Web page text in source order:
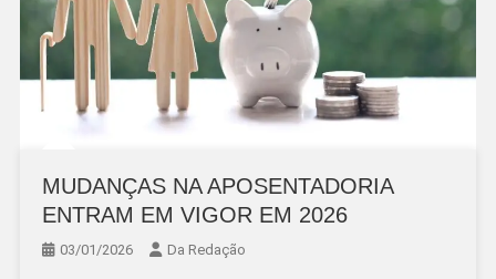
MUDANÇAS NA APOSENTADORIA
ENTRAM EM VIGOR EM 2026
03/01/2026 Da Redação